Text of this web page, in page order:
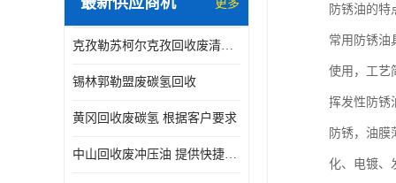
更多
克孜勒苏柯尔克孜回收废清洗剂
锡林郭勒盟废碳氢回收
黄冈回收废碳氢 根据客户要求
中山回收废冲压油 提供快捷上门处理
防锈油的特
常用防锈油
使用，工艺
挥发性防锈
防锈，油膜
化、电镀、